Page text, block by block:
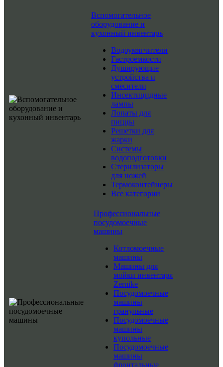
Вспомогательное
оборудование и
кухонный инвентарь
Водоумягчители
Гастроемкости
Душирующие
устройства и
смесители
Инсектицидные
лампы
Лопаты для
пиццы
Решетки для
жарки
Системы
водоподготовки
Стерилизаторы
для ножей
Термоконтейнеры
Все категории
Профессиональные
посудомоечные
машины
Котломоечные
машины
Машины для
мойки инвентаря
Zernike
Посудомоечные
машины
гранульные
Посудомоечные
машины
купольные
Посудомоечные
машины
фронтальные